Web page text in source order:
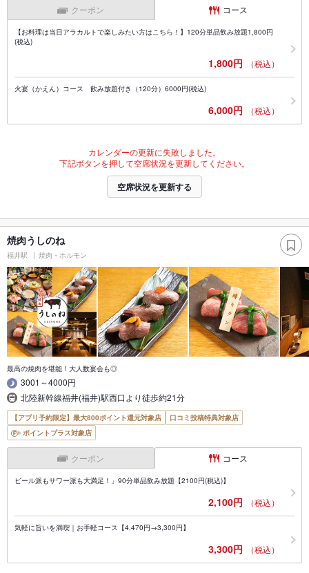
クーポン コース
【お料理は当日アラカルトで楽しみたい方はこちら！】120分単品飲み放題1,800円
(税込)
1,800円 （税込）
火宴（かえん）コース 飲み放題付き（120分）6000円(税込)
6,000円 （税込）
カレンダーの更新に失敗しました。
下記ボタンを押して空席状況を更新してください。
空席状況を更新する
焼肉うしのね
福井駅 焼肉・ホルモン
最高の焼肉を堪能！大人数宴会も◎
3001～4000円
北陸新幹線福井(福井)駅西口より徒歩約21分
【アプリ予約限定】最大800ポイント還元対象店
口コミ投稿特典対象店
ポイントプラス対象店
クーポン コース
ビール派もサワー派も大満足！」90分単品飲み放題【2100円(税込)】
2,100円 （税込）
気軽に旨いを満喫｜お手軽コース【4,470円→3,300円】
3,300円 （税込）